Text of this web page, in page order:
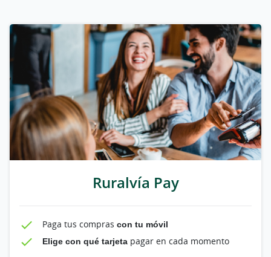
Ruralvía Pay
Paga tus compras con tu móvil
Elige con qué tarjeta pagar en cada momento